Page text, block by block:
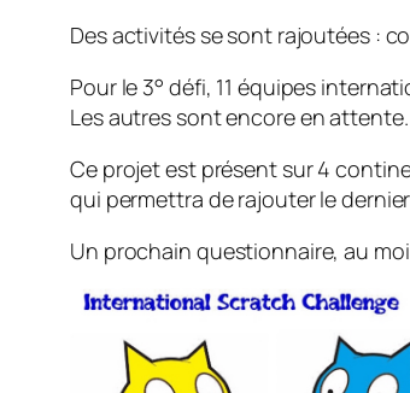
Des activités se sont rajoutées :
Pour le 3° défi, 11 équipes
Les autres sont encore en attente.
Ce projet est présent sur 4
qui permettra de rajouter le
Un prochain questionnaire, au